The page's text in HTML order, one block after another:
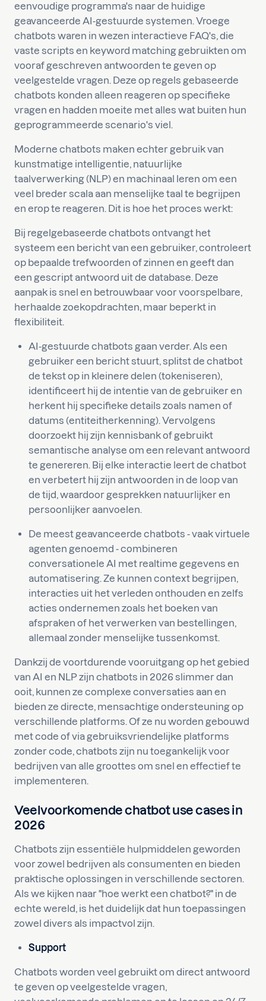
eenvoudige programma's naar de huidige
geavanceerde AI-gestuurde systemen. Vroege
chatbots waren in wezen interactieve FAQ's, die
vaste scripts en keyword matching gebruikten om
vooraf geschreven antwoorden te geven op
veelgestelde vragen. Deze op regels gebaseerde
chatbots konden alleen reageren op specifieke
vragen en hadden moeite met alles wat buiten hun
geprogrammeerde scenario's viel.
Moderne chatbots maken echter gebruik van
kunstmatige intelligentie, natuurlijke
taalverwerking (NLP) en machinaal leren om een
veel breder scala aan menselijke taal te begrijpen
en erop te reageren. Dit is hoe het proces werkt:
Bij regelgebaseerde chatbots ontvangt het
systeem een bericht van een gebruiker, controleert
op bepaalde trefwoorden of zinnen en geeft dan
een gescript antwoord uit de database. Deze
aanpak is snel en betrouwbaar voor voorspelbare,
herhaalde zoekopdrachten, maar beperkt in
flexibiliteit.
AI-gestuurde chatbots gaan verder. Als een
gebruiker een bericht stuurt, splitst de chatbot
de tekst op in kleinere delen (tokeniseren),
identificeert hij de intentie van de gebruiker en
herkent hij specifieke details zoals namen of
datums (entiteitherkenning). Vervolgens
doorzoekt hij zijn kennisbank of gebruikt
semantische analyse om een relevant antwoord
te genereren. Bij elke interactie leert de chatbot
en verbetert hij zijn antwoorden in de loop van
de tijd, waardoor gesprekken natuurlijker en
persoonlijker aanvoelen.
De meest geavanceerde chatbots - vaak virtuele
agenten genoemd - combineren
conversationele AI met realtime gegevens en
automatisering. Ze kunnen context begrijpen,
interacties uit het verleden onthouden en zelfs
acties ondernemen zoals het boeken van
afspraken of het verwerken van bestellingen,
allemaal zonder menselijke tussenkomst.
Dankzij de voortdurende vooruitgang op het gebied
van AI en NLP zijn chatbots in 2026 slimmer dan
ooit, kunnen ze complexe conversaties aan en
bieden ze directe, mensachtige ondersteuning op
verschillende platforms. Of ze nu worden gebouwd
met code of via gebruiksvriendelijke platforms
zonder code, chatbots zijn nu toegankelijk voor
bedrijven van alle groottes om snel en effectief te
implementeren.
Veelvoorkomende chatbot use cases in
2026
Chatbots zijn essentiële hulpmiddelen geworden
voor zowel bedrijven als consumenten en bieden
praktische oplossingen in verschillende sectoren.
Als we kijken naar "hoe werkt een chatbot?" in de
echte wereld, is het duidelijk dat hun toepassingen
zowel divers als impactvol zijn.
Support
Chatbots worden veel gebruikt om direct antwoord
te geven op veelgestelde vragen,